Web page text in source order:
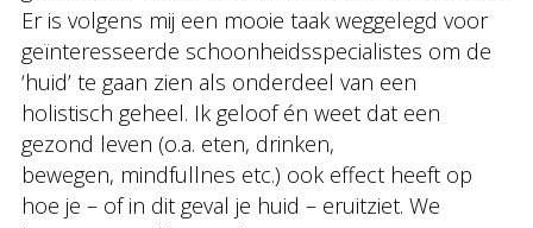
Er is volgens mij een mooie taak weggelegd voor
geïnteresseerde schoonheidsspecialistes om de
‘huid’ te gaan zien als onderdeel van een
holistisch geheel. Ik geloof én weet dat een
gezond leven (o.a. eten, drinken,
bewegen, mindfullnes etc.) ook effect heeft op
hoe je – of in dit geval je huid – eruitziet. We